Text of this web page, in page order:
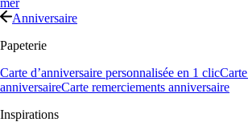
mer
Anniversaire
Papeterie
Carte d’anniversaire personnalisée en 1 clic
anniversaireCarte remerciements anniversaire
Inspirations